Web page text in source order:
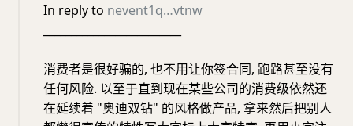
In reply to nevent1q…vtnw
消费者是很好骗的, 也不用让你签合同, 跑路甚至没有
任何风险. 以至于直到现在某些公司的消费级依然还
在延续着 "奥迪双钻" 的风格做产品, 拿来然后把别人